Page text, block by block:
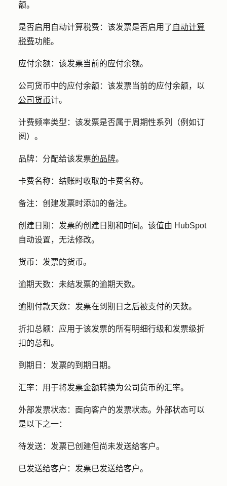
额。
是否启用 自动计算税费： 该发票是否启用了 自动计算
税费功能。
应付余额： 该发票当前的应付余额。
公司货币中的应付余额： 该发票当前的应付余额，以
公司货币计。
计费频率类型： 该发票是否属于周期性系列（例如订
阅）。
品牌： 分配给该发票的品牌。
卡费名称： 结账时收取的卡费名称。
备注： 创建发票时添加的备注。
创建日期： 发票的创建日期和时间。该值由 HubSpot
自动设置，无法修改。
货币： 发票的货币。
逾期天数： 未结发票的逾期天数。
逾期付款天数： 发票在到期日之后被支付的天数。
折扣总额： 应用于该发票的所有明细行级和发票级折
扣的总和。
到期日： 发票的到期日期。
汇率： 用于将发票金额转换为公司货币的汇率。
外部发票状态： 面向客户的发票状态。外部状态可以
是以下之一：
待发送： 发票已创建但尚未发送给客户。
已发送给客户： 发票已发送给客户。